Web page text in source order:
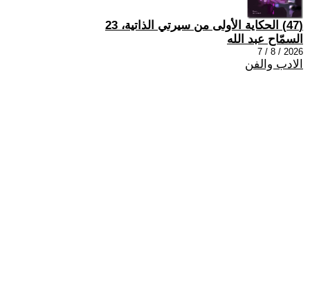
(47) الحكاية الأولى من سيرتي الذاتية، 23
السمّاح عبد الله
2026 / 8 / 7
الادب والفن